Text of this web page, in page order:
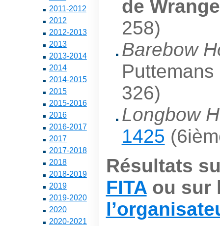
2011-2012
2012
2012-2013
2013
2013-2014
2014
2014-2015
2015
2015-2016
2016
2016-2017
2017
2017-2018
2018
2018-2019
2019
2019-2020
2020
2020-2021
de
258)
Barebow
326)
Longbow
1425
Résultats
FITAou sur